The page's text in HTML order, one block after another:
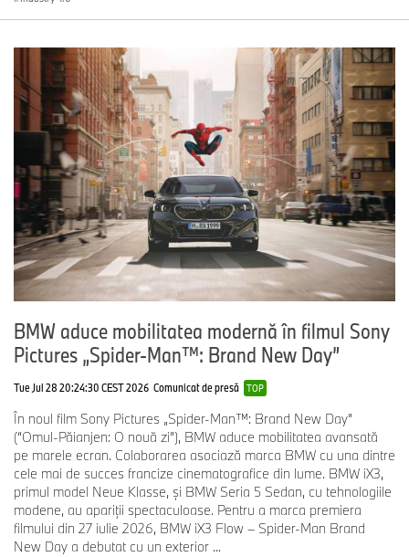
BMW aduce mobilitatea modernă în filmul Sony
Pictures „Spider-Man™: Brand New Day”
Tue Jul 28 20:24:30 CEST 2026 Comunicat de presă TOP
În noul film Sony Pictures „Spider-Man™: Brand New Day”
(“Omul-Păianjen: O nouă zi”), BMW aduce mobilitatea avansată
pe marele ecran. Colaborarea asociază marca BMW cu una dintre
cele mai de succes francize cinematografice din lume. BMW iX3,
primul model Neue Klasse, și BMW Seria 5 Sedan, cu tehnologiile
modene, au apariții spectaculoase. Pentru a marca premiera
filmului din 27 iulie 2026, BMW iX3 Flow – Spider-Man Brand
New Day a debutat cu un exterior ...